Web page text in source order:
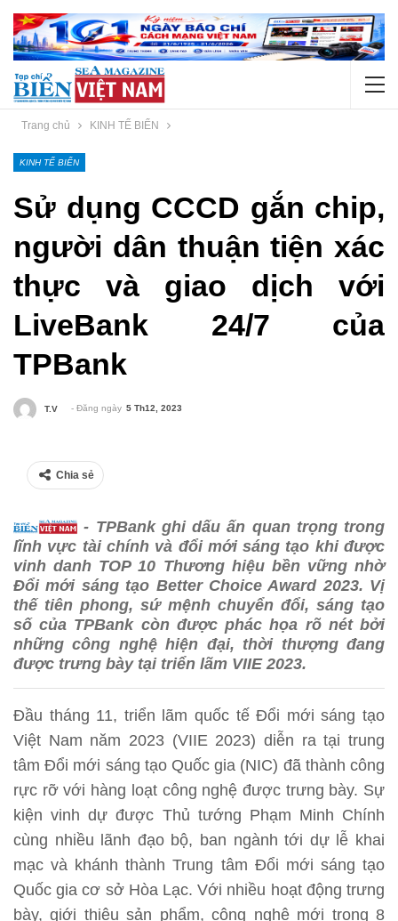
Trang chủ KINH TẾ BIỂN
KINH TẾ BIỂN
Sử dụng CCCD gắn chip,
người dân thuận tiện xác
thực và giao dịch với
LiveBank 24/7 của
TPBank
T.V - Đăng ngày 5 Th12, 2023
Chia sẻ
- TPBank ghi dấu ấn quan trọng trong
lĩnh vực tài chính và đổi mới sáng tạo khi được
vinh danh TOP 10 Thương hiệu bền vững nhờ
Đổi mới sáng tạo Better Choice Award 2023. Vị
thế tiên phong, sứ mệnh chuyển đổi, sáng tạo
số của TPBank còn được phác họa rõ nét bởi
những công nghệ hiện đại, thời thượng đang
được trưng bày tại triển lãm VIIE 2023.
Đầu tháng 11, triển lãm quốc tế Đổi mới sáng tạo
Việt Nam năm 2023 (VIIE 2023) diễn ra tại trung
tâm Đổi mới sáng tạo Quốc gia (NIC) đã thành công
rực rỡ với hàng loạt công nghệ được trưng bày. Sự
kiện vinh dự được Thủ tướng Phạm Minh Chính
cùng nhiều lãnh đạo bộ, ban ngành tới dự lễ khai
mạc và khánh thành Trung tâm Đổi mới sáng tạo
Quốc gia cơ sở Hòa Lạc. Với nhiều hoạt động trưng
bày, giới thiệu sản phẩm, công nghệ mới trong 8